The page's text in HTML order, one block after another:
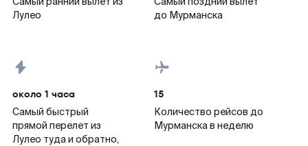
Лулео
до Мурманска
около 1 часа
Самый быстрый
прямой перелет из
Лулео туда и обратно,
15
Количество рейсов до
Мурманска в неделю